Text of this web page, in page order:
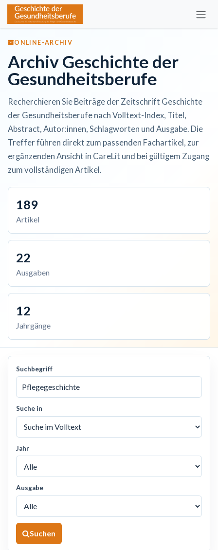
Zum Inhalt springen
ONLINE-ARCHIV
Archiv Geschichte der
Gesundheitsberufe
Recherchieren Sie Beiträge der Zeitschrift Geschichte
der Gesundheitsberufe nach Volltext-Index, Titel,
Abstract, Autor:innen, Schlagworten und Ausgabe. Die
Treffer führen direkt zum passenden Fachartikel, zur
ergänzenden Ansicht in CareLit und bei gültigem Zugang
zum vollständigen Artikel.
189
Artikel
22
Ausgaben
12
Jahrgänge
Suchbegriff
Suche in
Jahr
Ausgabe
Suchen